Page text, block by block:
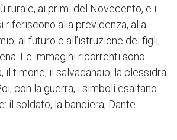
rurale, ai primi del Novecento, e i
riferiscono alla previdenza, alla
al futuro e all’istruzione dei figli,
Le immagini ricorrenti sono
il timone, il salvadanaio, la clessidra
con la guerra, i simboli esaltano
il soldato, la bandiera, Dante